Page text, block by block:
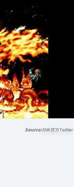
SNK官方Twitter